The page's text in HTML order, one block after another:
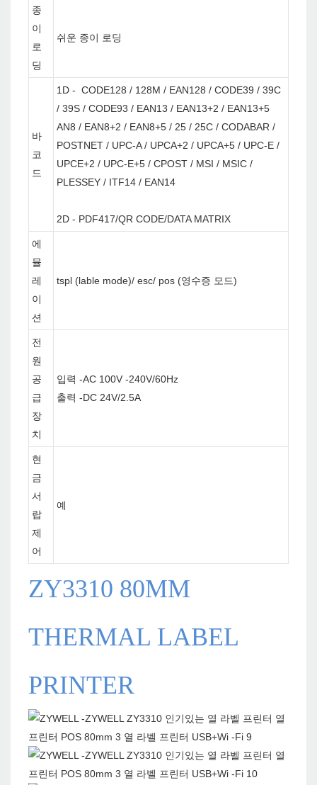
종
이
로
딩
쉬운 종이 로딩
바
코
드
1D - CODE128 / 128M / EAN128 / CODE39 / 39C
/ 39S / CODE93 / EAN13 / EAN13+2 / EAN13+5
AN8 / EAN8+2 / EAN8+5 / 25 / 25C / CODABAR /
POSTNET / UPC-A / UPCA+2 / UPCA+5 / UPC-E /
UPCE+2 / UPC-E+5 / CPOST / MSI / MSIC /
PLESSEY / ITF14 / EAN14
2D - PDF417/QR CODE/DATA MATRIX
에
뮬
레
이
션
tspl (lable mode)/ esc/ pos (영수증 모드)
전
원
공
급
장
치
입력 -AC 100V -240V/60Hz
출력 -DC 24V/2.5A
현
금
서
랍
제
어
예
ZY3310 80MM
THERMAL LABEL
PRINTER